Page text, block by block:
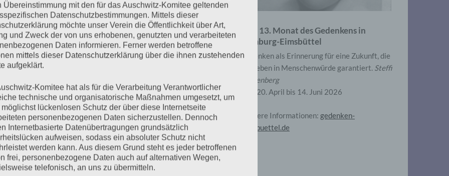
2020 in Hamburg
Hamburger Jugendschwurgericht im Verfahren gegen Bruno
1 2 3 4 Weiter > >>
Zum 13. Monat des Gedenkens in
Hamburg-Eimsbüttel
Gedenken als Erinnerung für eine Zukunft, die
ein Leben in Menschenwürde garantiert. Steffi
Wittenberg
Vom 20. April bis 14. Juni 2026
Weitere Informationen: gedenken-
eimsbuettel.de
Übereinstimmung mit den für das Auschwitz-Komitee geltenden
Datenschutzbestimmungen. Mittels dieser
möchte unser Verein die Öffentlichkeit über Art,
und Zweck der von uns erhobenen, genutzten und verarbeiteten
Daten informieren. Ferner werden betroffene
mittels dieser Datenschutzerklärung über die ihnen zustehenden
aufgeklärt.
Komitee hat als für die Verarbeitung Verantwortlicher
technische und organisatorische Maßnahmen umgesetzt, um
lückenlosen Schutz der über diese Internetseite
personenbezogenen Daten sicherzustellen. Dennoch
Internetbasierte Datenübertragungen grundsätzlich
aufweisen, sodass ein absoluter Schutz nicht
werden kann. Aus diesem Grund steht es jeder betroffenen
frei, personenbezogene Daten auch auf alternativen Wegen,
telefonisch, an uns zu übermitteln.